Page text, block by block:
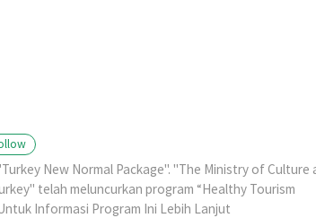
New Normal Package". "The Ministry of Culture
telah meluncurkan program “Healthy Tourism
Informasi Program Ini Lebih Lanjut